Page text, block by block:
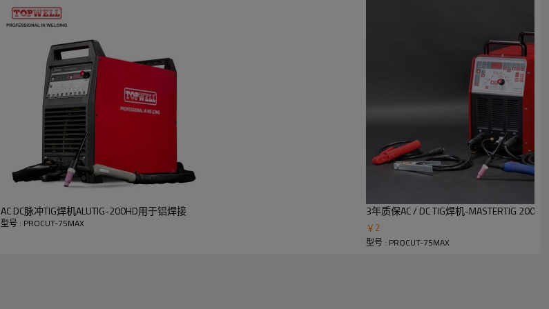
优点
AC DC脉冲TIG焊机ALUTIG-200HD用于铝焊接
型号 : PROCUT-75MAX
3年质保AC / DC TIG焊机-MASTERTIG 200/
￥ 2
型号 : PROCUT-75MAX